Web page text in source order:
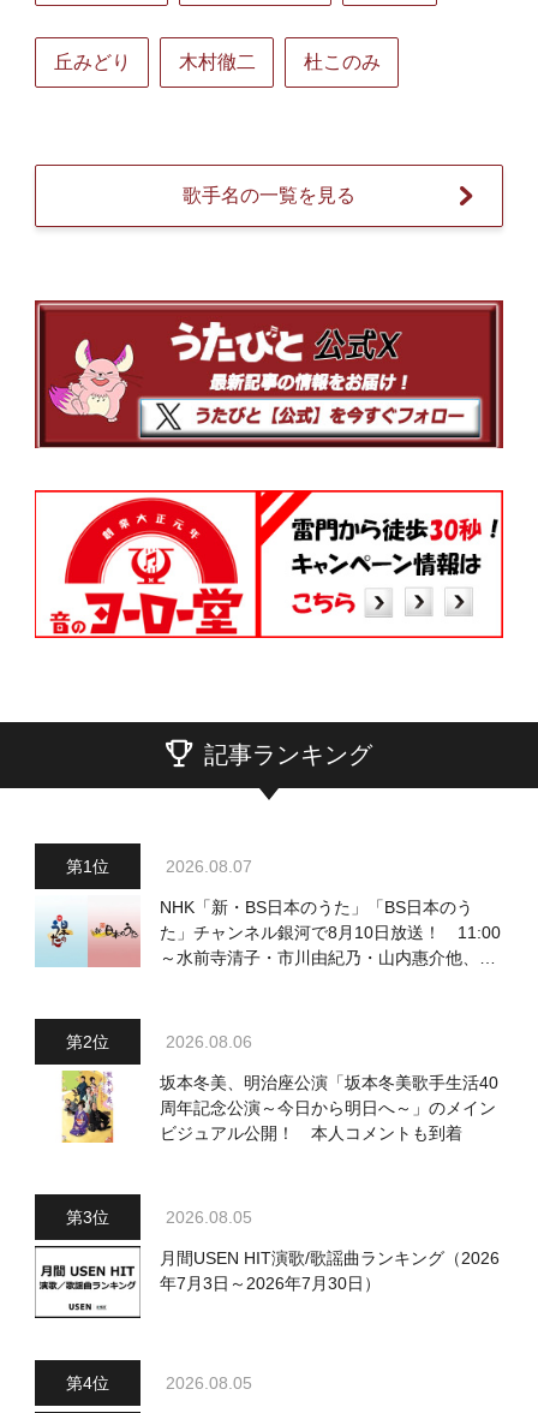
丘みどり 木村徹二 杜このみ
歌手名の一覧を見る
記事ランキング
2026.08.07
NHK「新・BS日本のうた」「BS日本のう
た」チャンネル銀河で8月10日放送！ 11:00
～水前寺清子・市川由紀乃・山内惠介他、
2026.08.06
坂本冬美、明治座公演「坂本冬美歌手生活40
周年記念公演～今日から明日へ～」のメイン
ビジュアル公開！ 本人コメントも到着
2026.08.05
月間USEN HIT演歌/歌謡曲ランキング（2026
年7月3日～2026年7月30日）
2026.08.05